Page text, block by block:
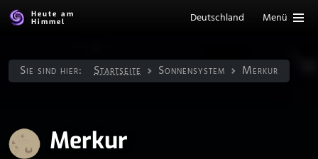
Heute am
Himmel
Deutschland Menü
Sie sind hier: Startseite Sonnen­system Merkur
Merkur